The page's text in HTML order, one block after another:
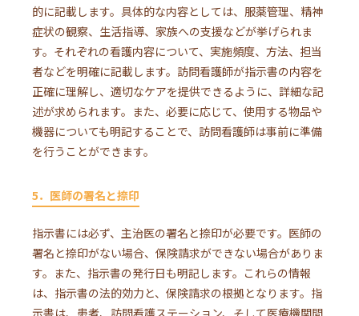
的に記載します。具体的な内容としては、服薬管理、精神
症状の観察、生活指導、家族への支援などが挙げられま
す。それぞれの看護内容について、実施頻度、方法、担当
者などを明確に記載します。訪問看護師が指示書の内容を
正確に理解し、適切なケアを提供できるように、詳細な記
述が求められます。また、必要に応じて、使用する物品や
機器についても明記することで、訪問看護師は事前に準備
を行うことができます。
5．医師の署名と捺印
指示書には必ず、主治医の署名と捺印が必要です。医師の
署名と捺印がない場合、保険請求ができない場合がありま
す。また、指示書の発行日も明記します。これらの情報
は、指示書の法的効力と、保険請求の根拠となります。指
示書は、患者、訪問看護ステーション、そして医療機関間